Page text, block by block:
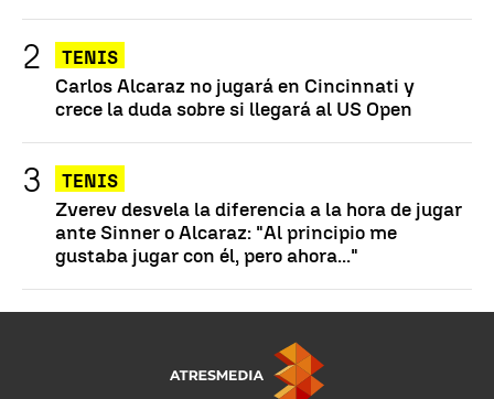
TENIS
Carlos Alcaraz no jugará en Cincinnati y
crece la duda sobre si llegará al US Open
TENIS
Zverev desvela la diferencia a la hora de jugar
ante Sinner o Alcaraz: "Al principio me
gustaba jugar con él, pero ahora..."